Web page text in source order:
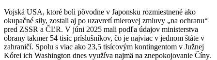
Vojská USA, ktoré boli pôvodne v Japonsku rozmiestnené ako
okupačné sily, zostali aj po uzavretí mierovej zmluvy „na ochranu“
pred ZSSR a ČĽR. V júni 2025 mali podľa údajov ministerstva
obrany takmer 54 tisíc príslušníkov, čo je najviac v jednom štáte v
zahraničí. Spolu s viac ako 23,5 tisícovým kontingentom v Južnej
Kórei ich Washington dnes využíva najmä na znepokojovanie Číny.